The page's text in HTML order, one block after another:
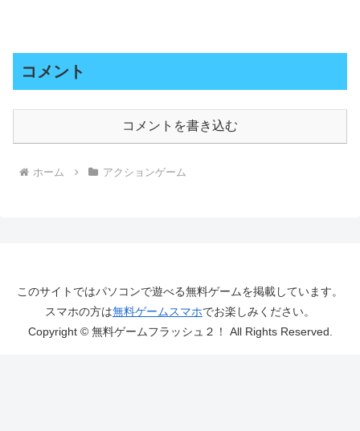
コメント
コメントを書き込む
ホーム アクションゲーム
このサイトではパソコンで遊べる無料ゲームを掲載しています。
スマホの方は無料ゲームスマホでお楽しみください。
Copyright © 無料ゲームフラッシュ２！ All Rights Reserved.